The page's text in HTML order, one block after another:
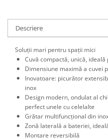
Descriere
Soluții mari pentru spații mici
Cuvă compactă, unică,
Dimensiune maximă a cuvei
Inovatoare: picurător
inox
Design modern, ondulat al
perfect unele cu celelalte
Grătar multifuncțional din
Zonă laterală a bateriei,
Montare reversibilă